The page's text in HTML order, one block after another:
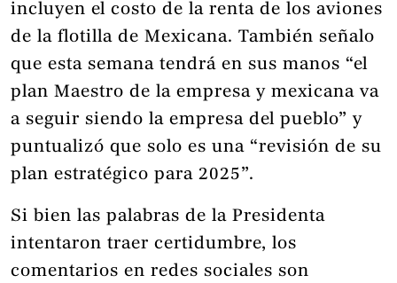
incluyen el costo de la renta de los aviones
de la flotilla de Mexicana. También señalo
que esta semana tendrá en sus manos “el
plan Maestro de la empresa y mexicana va
a seguir siendo la empresa del pueblo” y
puntualizó que solo es una “revisión de su
plan estratégico para 2025”.
Si bien las palabras de la Presidenta
intentaron traer certidumbre, los
comentarios en redes sociales son